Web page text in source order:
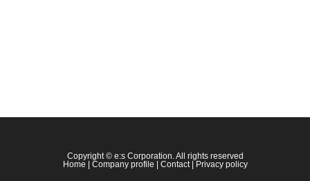
Copyright © e:s Corporation. All rights reserved
Home
Company profile Contact| Privacy policy